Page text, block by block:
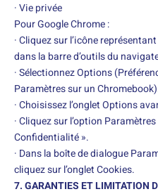
· Vie privée
Pour Google Chrome :
· Cliquez sur l’icône
dans la barre d’outils du
· Sélectionnez Options
Paramètres sur un
· Choisissez l’onglet Options
· Cliquez sur l’option
Confidentialité ».
· Dans la boîte de dialogue
cliquez sur l’onglet Cookies.
7. GARANTIES ET LIMITATION